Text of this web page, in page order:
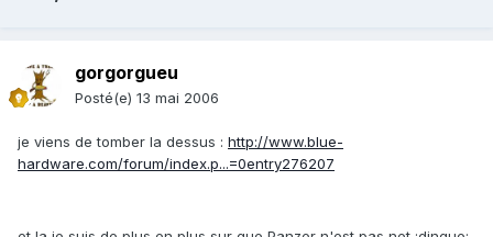
gorgorgueu
Posté(e) 13 mai 2006
je viens de tomber la dessus : http://www.blue-
hardware.com/forum/index.p...=0entry276207